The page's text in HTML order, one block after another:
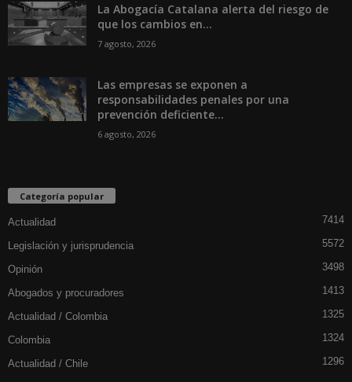
La Abogacía Catalana alerta del riesgo de
que los cambios en...
7 agosto, 2026
Las empresas se exponen a
responsabilidades penales por una
prevención deficiente...
6 agosto, 2026
Categoría popular
Actualidad 7414
Legislación y jurisprudencia 5572
Opinión 3498
Abogados y procuradores 1413
Actualidad / Colombia 1325
Colombia 1324
Actualidad / Chile 1296